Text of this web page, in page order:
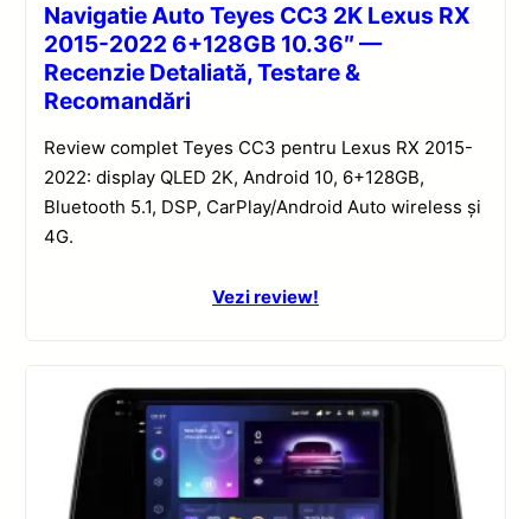
Navigatie Auto Teyes CC3 2K Lexus RX
2015-2022 6+128GB 10.36″ —
Recenzie Detaliată, Testare &
Recomandări
Review complet Teyes CC3 pentru Lexus RX 2015-
2022: display QLED 2K, Android 10, 6+128GB,
Bluetooth 5.1, DSP, CarPlay/Android Auto wireless și
4G.
Vezi review!